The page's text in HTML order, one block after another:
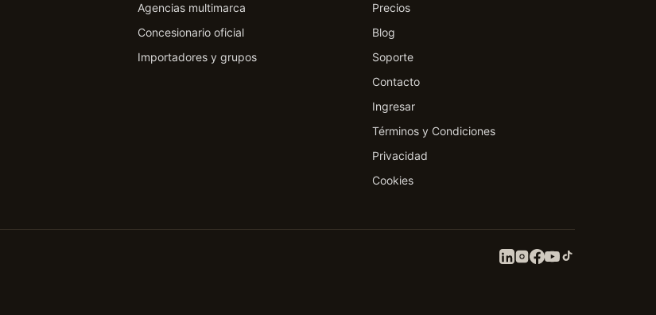
Agencias multimarca
Concesionario oficial
Importadores y grupos
Precios
Blog
Soporte
Contacto
Ingresar
Términos y Condiciones
Privacidad
Cookies